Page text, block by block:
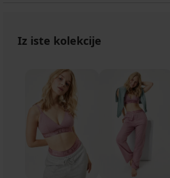
Iz iste kolekcije